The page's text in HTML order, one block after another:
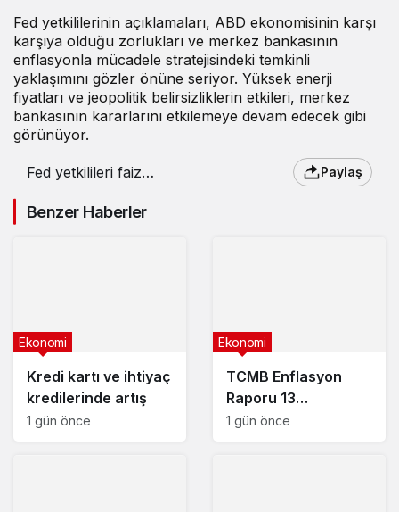
Fed yetkililerinin açıklamaları, ABD ekonomisinin karşı
karşıya olduğu zorlukları ve merkez bankasının
enflasyonla mücadele stratejisindeki temkinli
yaklaşımını gözler önüne seriyor. Yüksek enerji
fiyatları ve jeopolitik belirsizliklerin etkileri, merkez
bankasının kararlarını etkilemeye devam edecek gibi
görünüyor.
Fed yetkilileri faiz
Paylaş
Benzer Haberler
Kredi kartı ve ihtiyaç
kredilerinde artış
Ekonomi
1 gün önce
TCMB Enflasyon
Raporu 13
Ağustos’ta
Ekonomi
1 gün önce